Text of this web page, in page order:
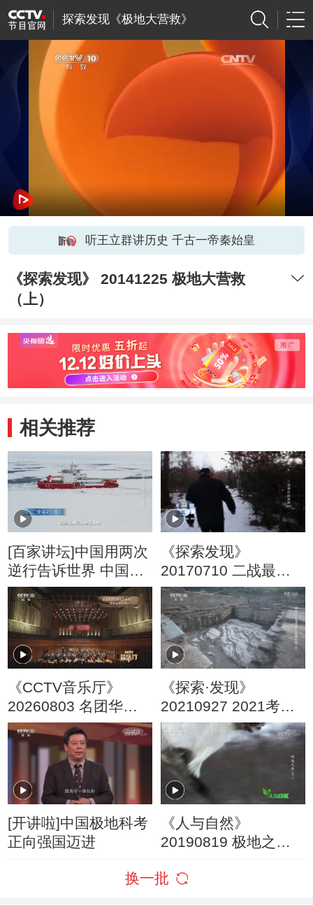
探索发现《极地大营救》
听王立群讲历史 千古一帝秦始皇
《探索发现》 20141225 极地大营救
（上）
相关推荐
[百家讲坛]中国用两次
逆行告诉世界 中国来
南极是为了守护
《探索发现》
20170710 二战最后
的硝烟（一）
《CCTV音乐厅》
20260803 名团华章
西安交响乐团系列音
乐会
《探索·发现》
20210927 2021考古
进行时 第三季 武当山
五龙宫遗址发掘纪实
（三）
[开讲啦]中国极地科考
正向强国迈进
《人与自然》
20190819 极地之秋
换一批